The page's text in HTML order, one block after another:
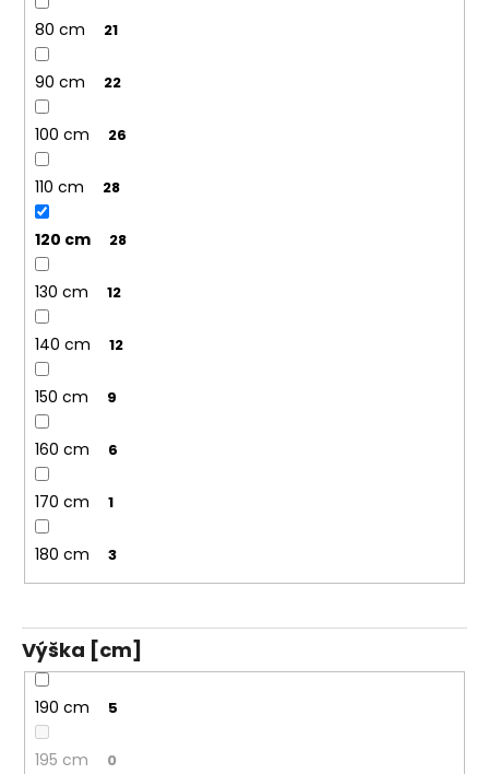
80 cm 21
90 cm 22
100 cm 26
110 cm 28
120 cm 28
130 cm 12
140 cm 12
150 cm 9
160 cm 6
170 cm 1
180 cm 3
Výška [cm]
190 cm 5
195 cm 0